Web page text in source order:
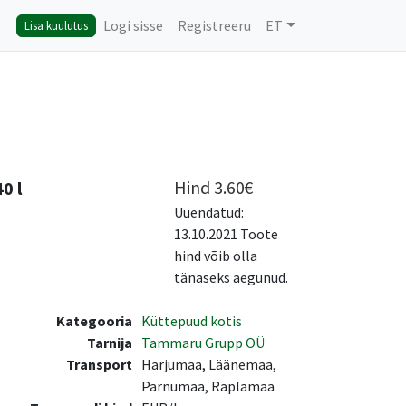
Lisa kuulutus Logi sisse Registreeru ET
l Hind 3.60€
Uuendatud:
13.10.2021 Toote
hind võib olla
tänaseks aegunud.
Kategooria Küttepuud kotis
Tarnija Tammaru Grupp OÜ
Transport Harjumaa, Läänemaa,
Pärnumaa, Raplamaa